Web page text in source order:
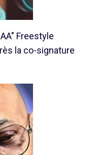
Freestyle
la co-signature